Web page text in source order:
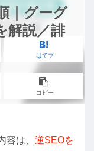
｜グーグ
解説／誹
はてブ
コピー
容は、 逆SEOを